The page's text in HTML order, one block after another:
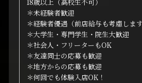
18歳以上（高校生不可）
＊未経験者歓迎
＊経験者優遇（前店給与も考慮します
＊大学生・専門学生・院生大歓迎
＊社会人・フリーターもOK
＊友達同士の応募も歓迎
＊地方からの応募も歓迎
＊何回でも体験入店OK！